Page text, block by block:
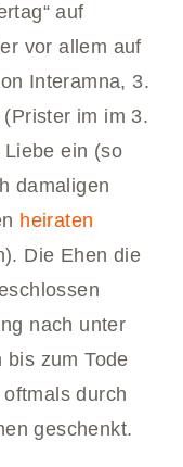
auf
vor allem auf
Interamna, 3.
im im 3.
ein (so
damaligen
heiraten
Die Ehen die
nach unter
zum Tode
durch
geschenkt.